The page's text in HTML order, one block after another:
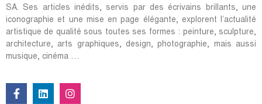
SA. Ses articles inédits, servis par des écrivains brillants, une
iconographie et une mise en page élégante, explorent l’actualité
artistique de qualité sous toutes ses formes : peinture, sculpture,
architecture, arts graphiques, design, photographie, mais aussi
musique, cinéma …